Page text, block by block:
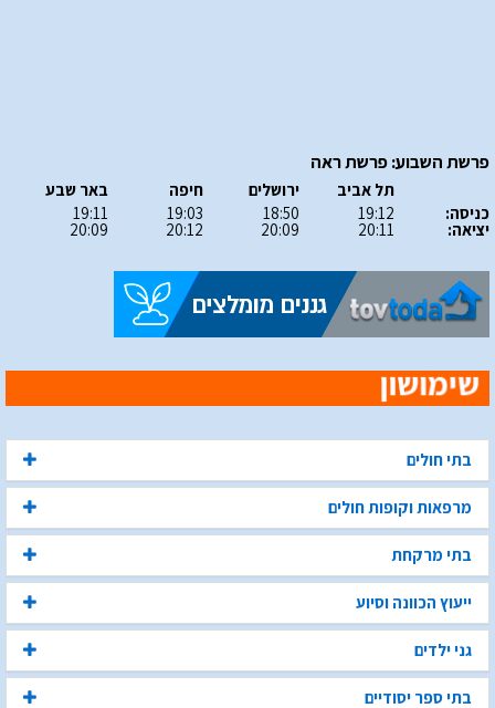
פרשת השבוע: פרשת ראה
כניסה:
יציאה:
תל אביב
19:12
20:11
ירושלים
18:50
20:09
חיפה
19:03
20:12
באר שבע
19:11
20:09
בתי חולים
מרפאות וקופות חולים
בתי מרקחת
ייעוץ הכוונה וסיוע
גני ילדים
בתי ספר יסודיים